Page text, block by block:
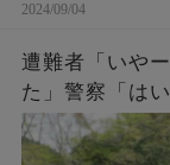
2024/09/04
遭難者「いや
た」警察「は
う。これであ
ってね」遭難